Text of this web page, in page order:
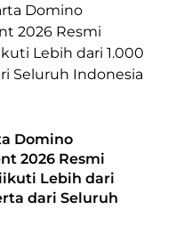
Domino
2026 Resmi
Lebih dari
dari Seluruh